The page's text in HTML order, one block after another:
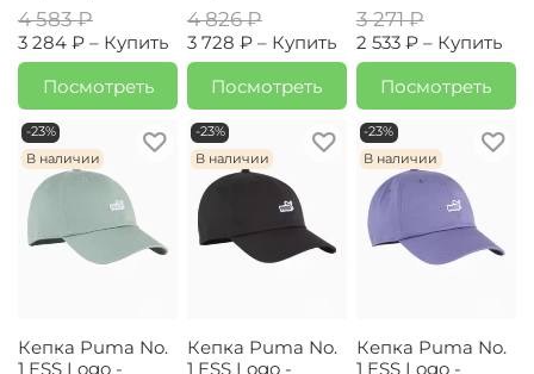
4 583 ₽
3 284 ₽ – Купить
Посмотреть
4 826 ₽
3 728 ₽ – Купить
Посмотреть
3 271 ₽
2 533 ₽ – Купить
Посмотреть
-23%
В наличии
Кепка Puma No.
1 ESS Logo -
-23%
В наличии
Кепка Puma No.
1 ESS Logo -
-23%
В наличии
Кепка Puma No.
1 ESS Logo -